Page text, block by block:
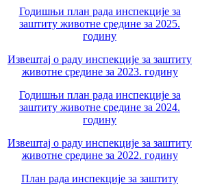
Годишњи план рада инспекције за
заштиту животне средине за 2025.
годину
Извештај о раду инспекције за заштиту
животне средине за 2023. годину
Годишњи план рада инспекције за
заштиту животне средине за 2024.
годину
Извештај о раду инспекције за заштиту
животне средине за 2022. годину
План рада инспекције за заштиту